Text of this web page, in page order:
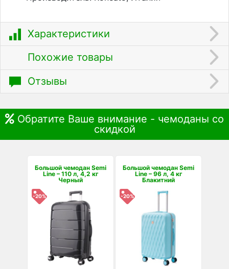
Характеристики
Похожие товары
Отзывы
Обратите Ваше внимание - чемоданы со
скидкой
Большой чемодан Semi
Line – 110 л, 4,2 кг
Черный
-20%
Большой чемодан Semi
Line – 96 л, 4 кг
Блакитний
-20%